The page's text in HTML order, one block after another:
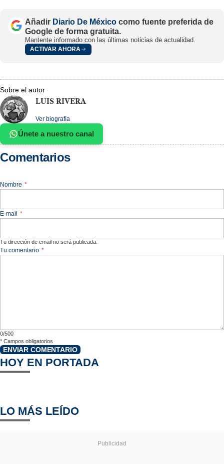
Añadir Diario De México como fuente preferida de
Google de forma gratuita.
Mantente informado con las últimas noticias de actualidad.
ACTIVAR AHORA
Sobre el autor
LUIS RIVERA
Ver biografía
Únete a nuestro canal
Comentarios
Nombre *
E-mail *
Tu dirección de email no será publicada.
Tu comentario *
0/500
* Campos obligatorios
ENVIAR COMENTARIO
HOY EN PORTADA
LO MÁS LEÍDO